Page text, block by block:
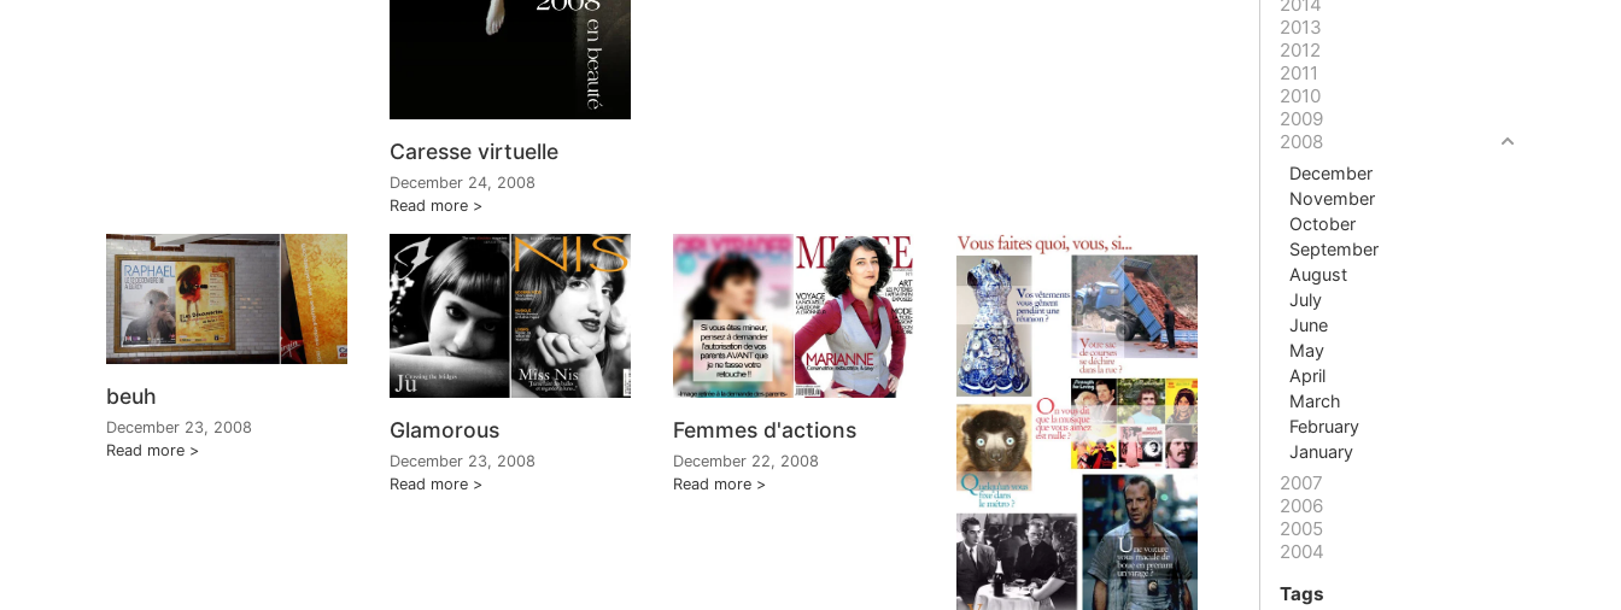
Caresse virtuelle
December 24, 2008
Read more
beuh
December 23, 2008
Read more
Glamorous
December 23, 2008
Read more
Femmes d'actions
December 22, 2008
Read more
2013
2012
2011
2010
2009
2008
December
November
October
September
August
July
June
May
April
March
February
January
2007
2006
2005
2004
Tags